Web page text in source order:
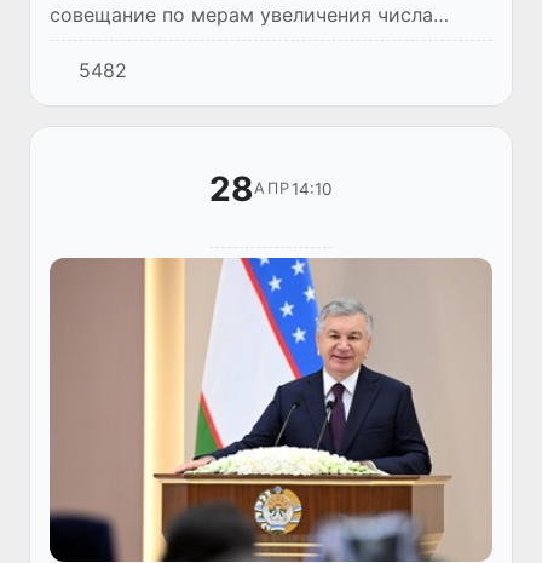
совещание по мерам увеличения числа
интенсивных садов промышленного типа в
регионах.
5482
28АПР14:10